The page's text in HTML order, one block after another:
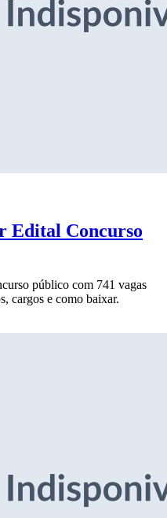
Edital Concurso
público com 741 vagas
cargos e como baixar.